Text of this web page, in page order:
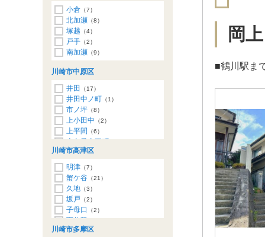
岡
■鶴川駅ま
台町
堤根（2）
浜町
東門前
藤崎（6）
四谷上町
小倉 （7）
北加瀬 （8）
塚越 （4）
戸手 （2）
南加瀬 （9）
川崎市中原区
井田
（17）
井田中ノ町 （1）
市ノ坪 （8）
上小田中 （2）
上平間 （6）
上丸子山王町
上丸子天神町
木月
小杉陣屋町
西加瀬
宮内
川崎市高津区
明津 （7）
蟹ケ谷 （21）
久地 （3）
坂戸 （2）
子母口 （2）
下作延
新作（9）
川崎市多摩区